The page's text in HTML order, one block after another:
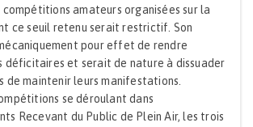
compétitions amateurs organisées sur la
ce seuil retenu serait restrictif. Son
pour effet de rendre
déficitaires et serait de nature à dissuader
de maintenir leurs manifestations.
se déroulant dans
Recevant du Public de Plein Air, les trois